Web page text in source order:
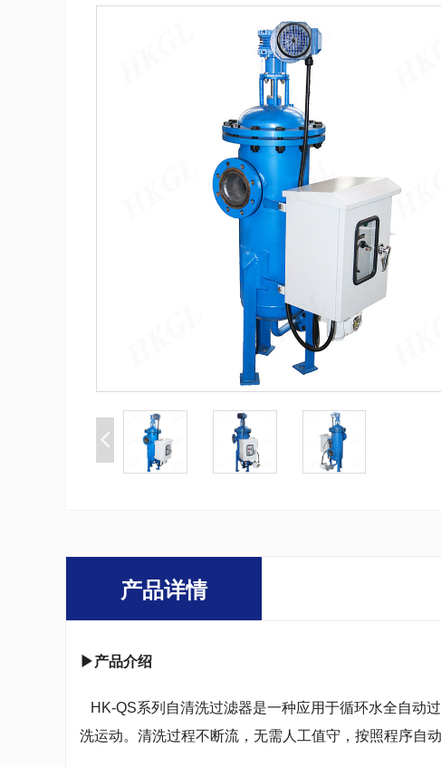
产品详情
▶产品介绍
HK-QS系列自清洗过滤器是一种应用于循环水全自动
洗运动。清洗过程不断流，无需人工值守，按照程序自